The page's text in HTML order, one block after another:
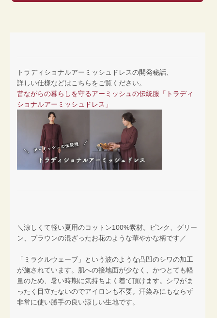
トラディショナルアーミッシュドレスの開発秘話、
詳しい仕様などはこちらをご覧ください。
昔ながらの暮らしを守るアーミッシュの伝統服「トラディ
ショナルアーミッシュドレス」
＼涼しくて軽い夏用のコットン100%素材。ピンク、グリー
ン、ブラウンの混ざったお花のような華やかな柄です／
「ミラクルウェーブ」という波のような凸凹のシワの加工
が施されています。肌への接地面が少なく、かつとても軽
量のため、暑い時期に気持ちよく着て頂けます。シワがま
ったく目立たないのでアイロンも不要。汗染みにもならず
非常に使い勝手の良い涼しい生地です。